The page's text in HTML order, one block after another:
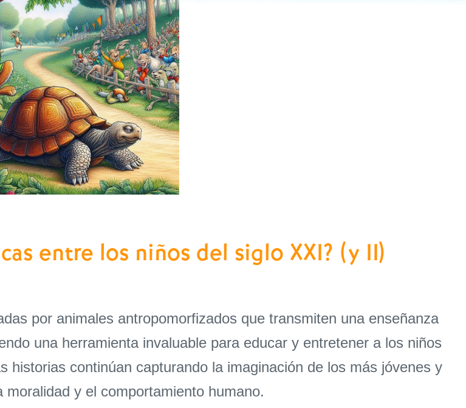
entre los niños del siglo XXI? (y II)
por animales antropomorfizados que transmiten una enseñanza
una herramienta invaluable para educar y entretener a los niños
historias continúan capturando la imaginación de los más jóvenes y
y el comportamiento humano.